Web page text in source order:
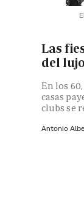
Las
del lujo
En los
casas
clubs se
Antonio